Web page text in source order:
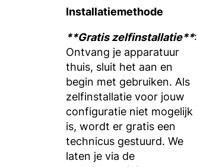
Installatiemethode
**Gratis zelfinstallatie**:
Ontvang je apparatuur
thuis, sluit het aan en
begin met gebruiken. Als
zelfinstallatie voor jouw
configuratie niet mogelijk
is, wordt er gratis een
technicus gestuurd. We
laten je via de